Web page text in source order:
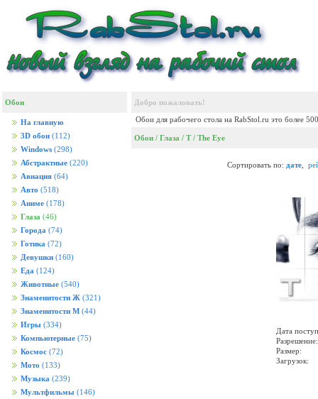
Обои
На главную
3D обои (112)
Windows (298)
Абстрактные (220)
Авиация (64)
Авто (518)
Аниме (178)
Глаза (46)
Города (74)
Готика (72)
Девушки (160)
Еда (124)
Животные (540)
Знаменитости Ж (321)
Знаменитости М (44)
Игры (334)
Компьютерные (75)
Космос (72)
Мото (133)
Музыка (239)
Мультфильмы (146)
Добро пожаловать!
Обои для рабочего стола на RabStol.ru это более
Обои / Глаза / T/ The Eye
Сортировать по: дате
Дата
Разрешение:
Размер:
Загрузок: